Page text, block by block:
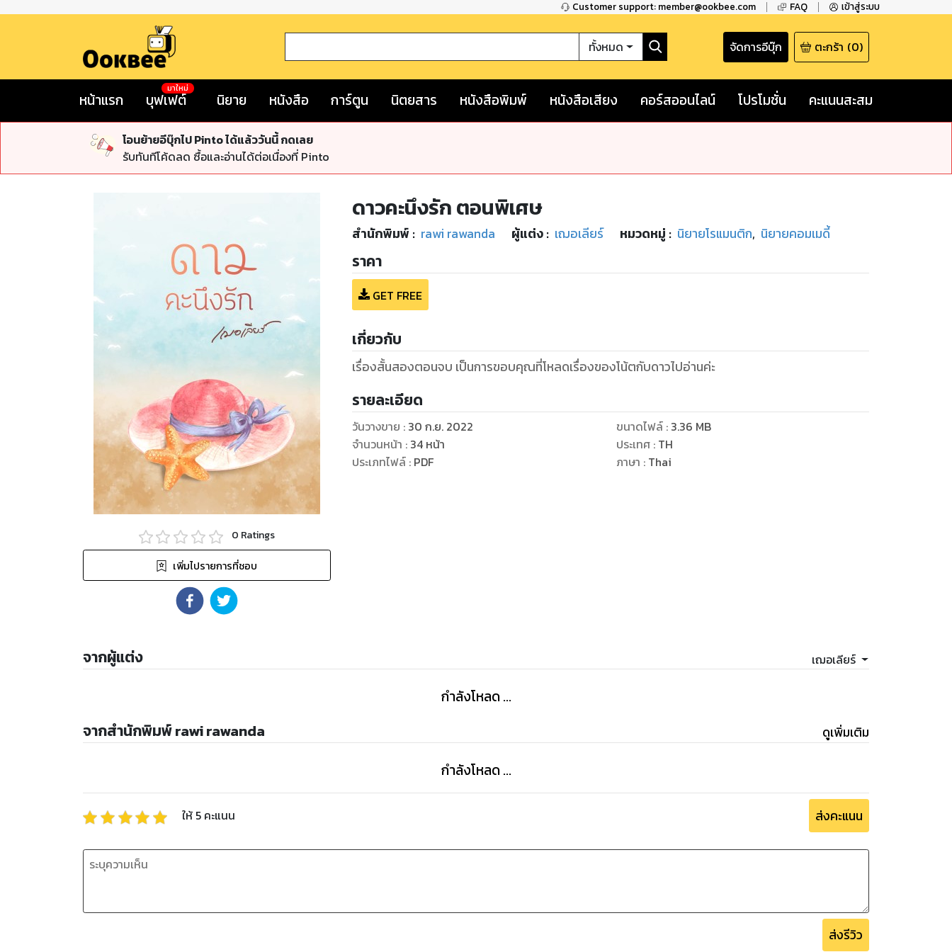
Customer support: member@ookbee.com FAQ เข้าสู่ระบบ
ทั้งหมด จัดการอีบุ๊ก ตะกร้า (0)
หน้าแรก บุฟเฟต์
มาใหม่
นิยาย หนังสือ การ์ตูน นิตยสาร หนังสือพิมพ์ หนังสือเสียง คอร์สออนไลน์ โปรโมชั่น คะแนนสะสม
โอนย้ายอีบุ๊กไป Pinto ได้แล้ววันนี้ กดเลย
รับทันทีโค้ดลด ซื้อและอ่านได้ต่อเนื่องที่ Pinto
0 Ratings
เพิ่มไปรายการที่ชอบ
ดาวคะนึงรัก ตอนพิเศษ
สำนักพิมพ์ : rawi rawanda ผู้แต่ง : เฌอเลียร์ หมวดหมู่ : นิยายโรแมนติก, นิยายคอมเมดี้
ราคา
GET FREE
เกี่ยวกับ
เรื่องสั้นสองตอนจบ เป็นการขอบคุณที่โหลดเรื่องของโน้ตกับดาวไปอ่านค่ะ
รายละเอียด
วันวางขาย : 30 ก.ย. 2022
จำนวนหน้า : 34 หน้า
ประเภทไฟล์: PDF
ขนาดไฟล์: 3.36 MB
ประเทศ : TH
ภาษา : Thai
จากผู้แต่ง เฌอเลียร์
กำลังโหลด ...
จากสำนักพิมพ์ rawi rawanda ดูเพิ่มเติม
กำลังโหลด ...
ให้ 5 คะแนน ส่งคะแนน
ส่งรีวิว